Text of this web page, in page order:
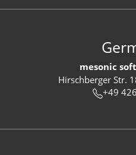
mesonic
Hirschberger Str.
+49